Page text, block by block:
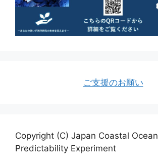
ご支援のお願い
Copyright (C) Japan Coastal Ocean
Predictability Experiment